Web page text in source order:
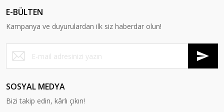
E-BÜLTEN
Kampanya ve duyurulardan ilk siz haberdar olun!
SOSYAL MEDYA
Bizi takip edin, kârlı çıkın!